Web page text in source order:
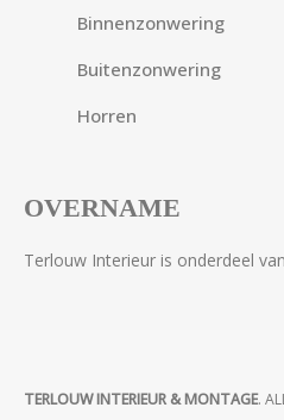
Binnenzonwering
Buitenzonwering
Horren
OVERNAME
Terlouw Interieur is onderdeel
TERLOUW INTERIEUR & MONTAGE.